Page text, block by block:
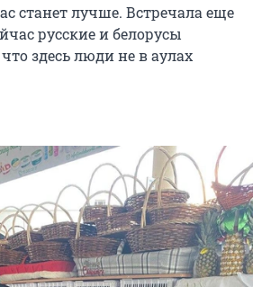
станет лучше. Встречала еще
русские и белорусы
здесь люди не в аулах